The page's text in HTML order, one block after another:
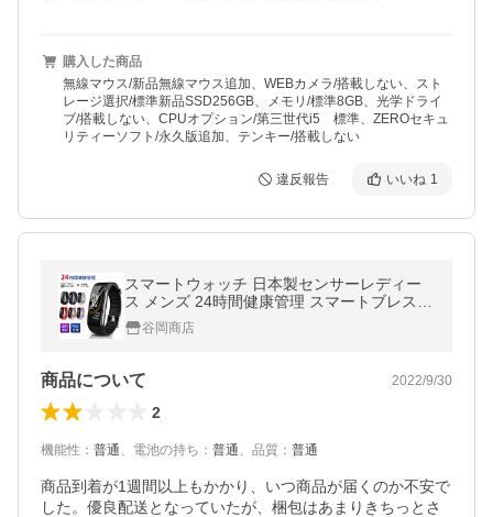
購入した商品
無線マウス/新品無線マウス追加、WEBカメラ/搭載しない、スト
レージ選択/標準新品SSD256GB、メモリ/標準8GB、光学ドライ
ブ/搭載しない、CPUオプション/第三世代i5 標準、ZEROセキュ
リティーソフト/永久版追加、テンキー/搭載しない
違反報告 いいね 1
スマートウォッチ 日本製センサーレディー
ス メンズ 24時間健康管理 スマートブレスレ
ット 睡眠検測 心拍数 体表面温度 血中酸素
着信通知 IP68防水 日本語
谷岡商店
商品について 2022/9/30
2
機能性 ： 普通、 電池の持ち ： 普通、 品質 ： 普通
商品到着が1週間以上もかかり、いつ商品が届くのか不安で
した。優良配送となっていたが、梱包はあまりきちっとさ